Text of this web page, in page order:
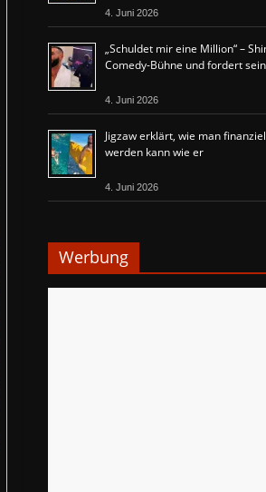
4. Juni 2026
„Schuldet mir eine Million“ –
Comedy-Bühne und fordert
4. Juni 2026
Jigzaw erklärt, wie man
werden kann wie er
4. Juni 2026
Werbung